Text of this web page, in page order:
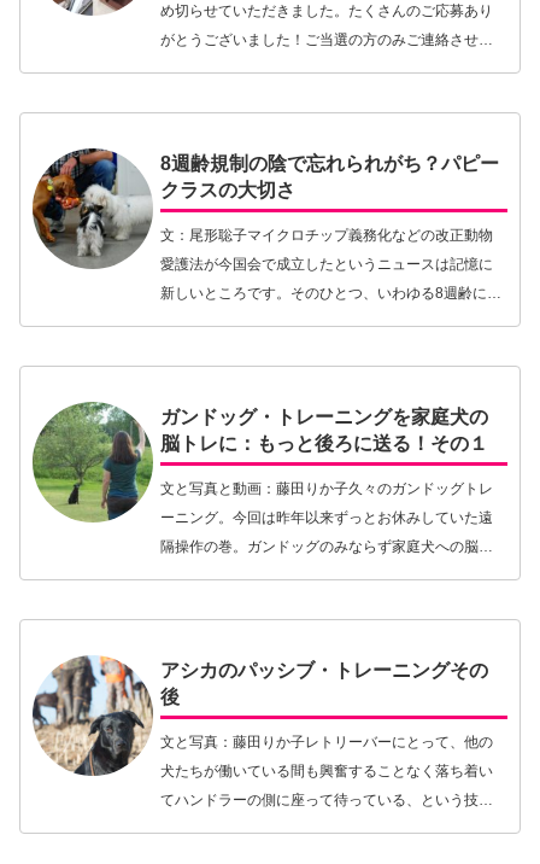
め切らせていただきました。たくさんのご応募あり
がとうございました！ご当選の方のみご連絡させて
いただきますことご了承くださいませ。クイズの正
8週齢規制の陰で忘れられがち？パピー
クラスの大切さ
文：尾形聡子マイクロチップ義務化などの改正動物
愛護法が今国会で成立したというニュースは記憶に
新しいところです。そのひとつ、いわゆる8週齢に満
ガンドッグ・トレーニングを家庭犬の
脳トレに：もっと後ろに送る！その１
文と写真と動画：藤田りか子久々のガンドッグトレ
ーニング。今回は昨年以来ずっとお休みしていた遠
隔操作の巻。ガンドッグのみならず家庭犬への脳ト
アシカのパッシブ・トレーニングその
後
文と写真：藤田りか子レトリーバーにとって、他の
犬たちが働いている間も興奮することなく落ち着い
てハンドラーの側に座って待っている、という技は